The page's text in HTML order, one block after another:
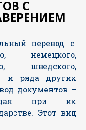
С
перевод с
немецкого,
шведского,
и ряда других
документов –
при их
Этот вид